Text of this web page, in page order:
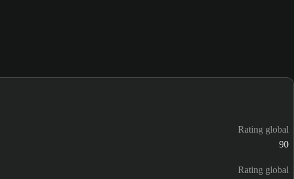
Rating global
90
Rating global